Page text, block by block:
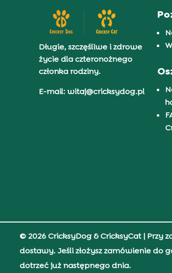
Długie, szczęśliwe i zdrowe
życie dla czteronożnego
członka rodziny.
E-mail: witaj@cricksydog.pl
© 2026 CricksyDog & CricksyCat| Przy
dostawy. Jeśli złożysz zamówienie do
dotrzeć już następnego dnia.